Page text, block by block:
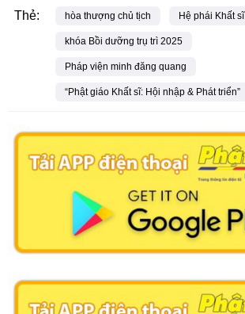
Thẻ: hòa thượng chủ tịch Hệ phái Khất sĩ
khóa Bồi dưỡng trụ trì 2025
Pháp viện minh đăng quang
“Phật giáo Khất sĩ: Hội nhập & Phát triển”